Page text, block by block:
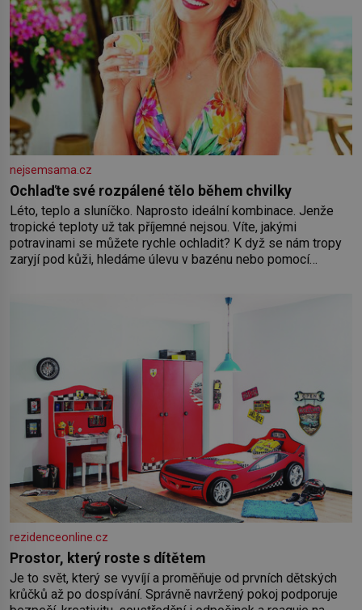
nejsemsama.cz
Ochlaďte své rozpálené tělo během chvilky
Léto, teplo a sluníčko. Naprosto ideální kombinace. Jenže
tropické teploty už tak příjemné nejsou. Víte, jakými
potravinami se můžete rychle ochladit? K dyž se nám tropy
zaryjí pod kůži, hledáme úlevu v bazénu nebo pomocí
rezidenceonline.cz
Prostor, který roste s dítětem
Je to svět, který se vyvíjí a proměňuje od prvních dětských
krůčků až po dospívání. Správně navržený pokoj podporuje